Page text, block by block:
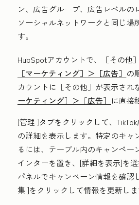
ン、広告グループ、広告レベルの
ソーシャルネットワークと同じ場
す。
HubSpotアカウントで、
［その他
［マーケティング］＞ ［広告］ の
カウントに ［その他］が表示され
ーケティング］＞ ［広告］ に直接
[管理 ]タブをクリックして、
の詳細を表示します。特定のキャ
るには、テーブル内のキャンペー
インターを置き、[詳細を表示]を
パネルでキャンペーン情報を確認
集]をクリックして情報を更新しま